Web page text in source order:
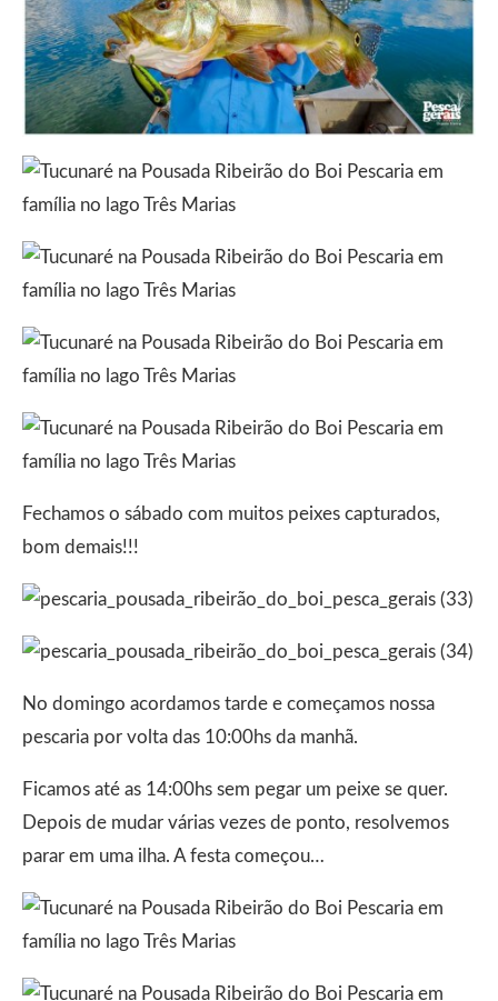
Fechamos o sábado com muitos peixes capturados,
bom demais!!!
No domingo acordamos tarde e começamos nossa
pescaria por volta das 10:00hs da manhã.
Ficamos até as 14:00hs sem pegar um peixe se quer.
Depois de mudar várias vezes de ponto, resolvemos
parar em uma ilha. A festa começou…